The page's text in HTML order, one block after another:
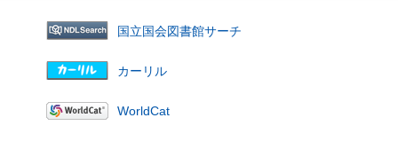
国立国会図書館サーチ
カーリル
WorldCat